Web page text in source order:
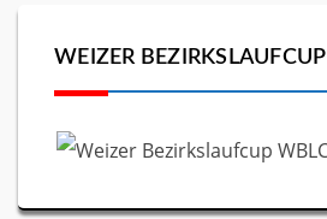
WEIZER BEZIRKSLAUFCUP